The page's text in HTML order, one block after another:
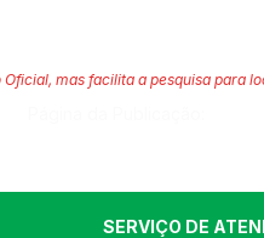
mas facilita a pesquisa para
SERVIÇO DE